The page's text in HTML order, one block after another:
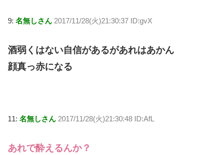
9: 名無しさん 2017/11/28(火)21:30:37 ID:gvX
酒弱くはない自信があるがあれはあかん
顔真っ赤になる
11: 名無しさん 2017/11/28(火)21:30:48 ID:AfL
あれで酔えるんか？